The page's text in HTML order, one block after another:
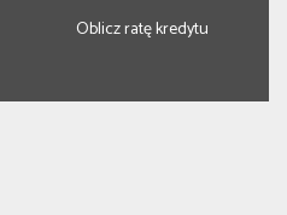
Oblicz ratę kredytu